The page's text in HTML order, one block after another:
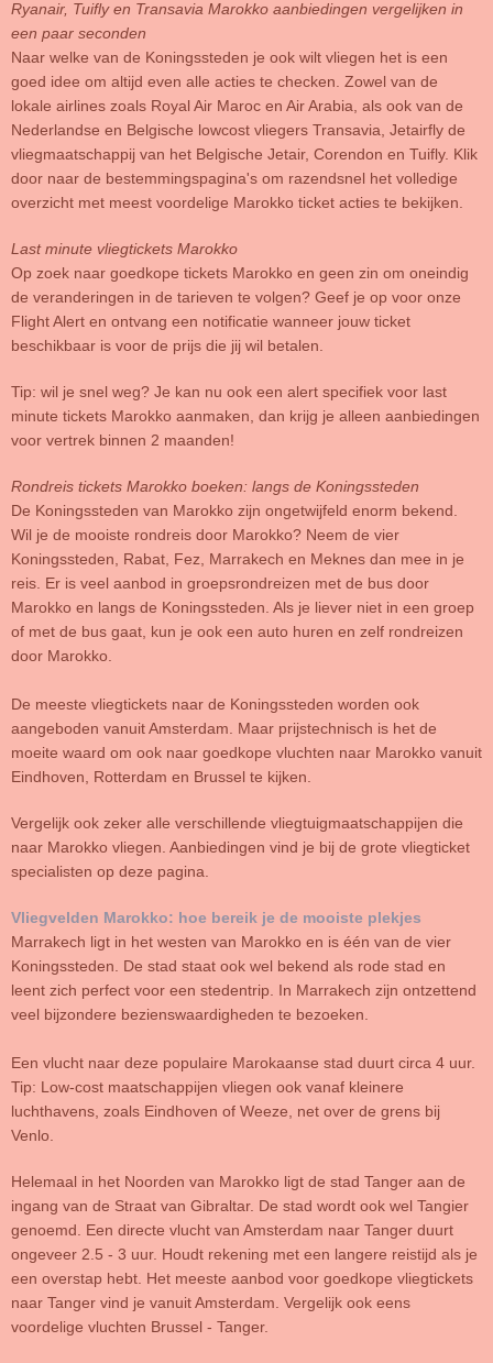
Ryanair, Tuifly en Transavia Marokko aanbiedingen vergelijken in
een paar seconden
Naar welke van de Koningssteden je ook wilt vliegen het is een
goed idee om altijd even alle acties te checken. Zowel van de
lokale airlines zoals Royal Air Maroc en Air Arabia, als ook van de
Nederlandse en Belgische lowcost vliegers Transavia, Jetairfly de
vliegmaatschappij van het Belgische Jetair, Corendon en Tuifly. Klik
door naar de bestemmingspagina's om razendsnel het volledige
overzicht met meest voordelige Marokko ticket acties te bekijken.
Last minute vliegtickets Marokko
Op zoek naar goedkope tickets Marokko en geen zin om oneindig
de veranderingen in de tarieven te volgen? Geef je op voor onze
Flight Alert en ontvang een notificatie wanneer jouw ticket
beschikbaar is voor de prijs die jij wil betalen.
Tip: wil je snel weg? Je kan nu ook een alert specifiek voor last
minute tickets Marokko aanmaken, dan krijg je alleen aanbiedingen
voor vertrek binnen 2 maanden!
Rondreis tickets Marokko boeken: langs de Koningssteden
De Koningssteden van Marokko zijn ongetwijfeld enorm bekend.
Wil je de mooiste rondreis door Marokko? Neem de vier
Koningssteden, Rabat, Fez, Marrakech en Meknes dan mee in je
reis. Er is veel aanbod in groepsrondreizen met de bus door
Marokko en langs de Koningssteden. Als je liever niet in een groep
of met de bus gaat, kun je ook een auto huren en zelf rondreizen
door Marokko.
De meeste vliegtickets naar de Koningssteden worden ook
aangeboden vanuit Amsterdam. Maar prijstechnisch is het de
moeite waard om ook naar goedkope vluchten naar Marokko vanuit
Eindhoven, Rotterdam en Brussel te kijken.
Vergelijk ook zeker alle verschillende vliegtuigmaatschappijen die
naar Marokko vliegen. Aanbiedingen vind je bij de grote vliegticket
specialisten op deze pagina.
Vliegvelden Marokko: hoe bereik je de mooiste plekjes
Marrakech ligt in het westen van Marokko en is één van de vier
Koningssteden. De stad staat ook wel bekend als rode stad en
leent zich perfect voor een stedentrip. In Marrakech zijn ontzettend
veel bijzondere bezienswaardigheden te bezoeken.
Een vlucht naar deze populaire Marokaanse stad duurt circa 4 uur.
Tip: Low-cost maatschappijen vliegen ook vanaf kleinere
luchthavens, zoals Eindhoven of Weeze, net over de grens bij
Venlo.
Helemaal in het Noorden van Marokko ligt de stad Tanger aan de
ingang van de Straat van Gibraltar. De stad wordt ook wel Tangier
genoemd. Een directe vlucht van Amsterdam naar Tanger duurt
ongeveer 2.5 - 3 uur. Houdt rekening met een langere reistijd als je
een overstap hebt. Het meeste aanbod voor goedkope vliegtickets
naar Tanger vind je vanuit Amsterdam. Vergelijk ook eens
voordelige vluchten Brussel - Tanger.